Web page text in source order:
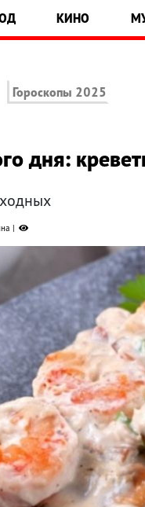
КИНО
Гороскопы 2025
дня: